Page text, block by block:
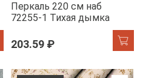
Перкаль 220 см наб
72255-1 Тихая дымка
203.59 ₽